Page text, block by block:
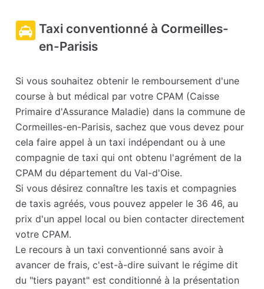
Taxi conventionné à Cormeilles-
en-Parisis
Si vous souhaitez obtenir le remboursement d'une
course à but médical par votre CPAM (Caisse
Primaire d'Assurance Maladie) dans la commune de
Cormeilles-en-Parisis, sachez que vous devez pour
cela faire appel à un taxi indépendant ou à une
compagnie de taxi qui ont obtenu l'agrément de la
CPAM du département du Val-d'Oise.
Si vous désirez connaître les taxis et compagnies
de taxis agréés, vous pouvez appeler le 36 46, au
prix d'un appel local ou bien contacter directement
votre CPAM.
Le recours à un taxi conventionné sans avoir à
avancer de frais, c'est-à-dire suivant le régime dit
du "tiers payant" est conditionné à la présentation